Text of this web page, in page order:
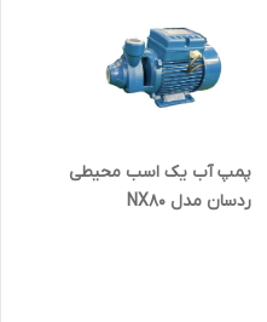
پمپ آب یک اسب محیطی
ردسان مدل NX80